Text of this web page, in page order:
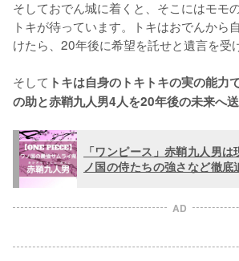
そしておでん城に着くと、そこにはモモ
トキが待っています。トキはおでんから
けたら、20年後に希望を託せと遺言を受
そして トキは自身のトキトキの実の能力
の助と赤鞘九人男4人を20年後の未来へ送
「ワンピース」赤鞘九人男
ノ国の侍たちの強さなど徹底
AD